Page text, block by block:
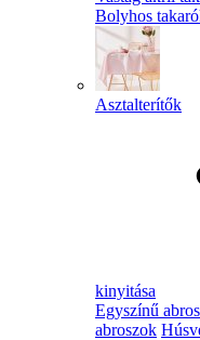
Bolyhos
Asztalterítők
kinyitása
Egyszínű
abroszok